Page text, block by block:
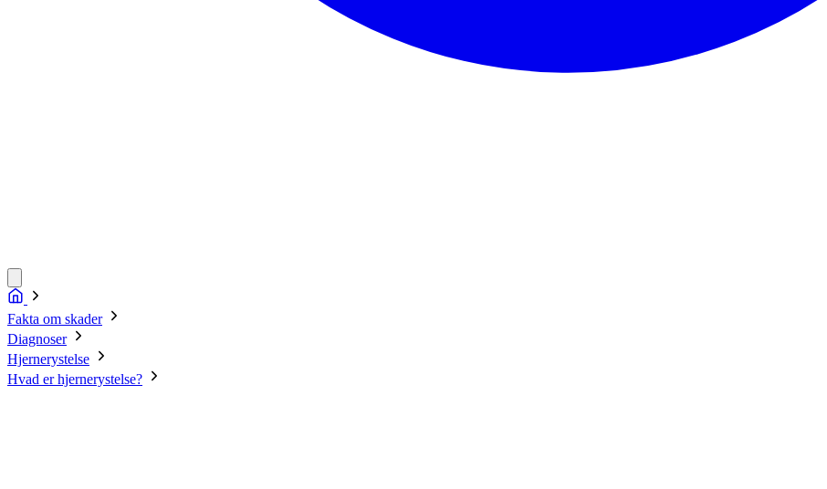
Fakta om skader
Diagnoser
Hjernerystelse
Hvad er hjernerystelse?